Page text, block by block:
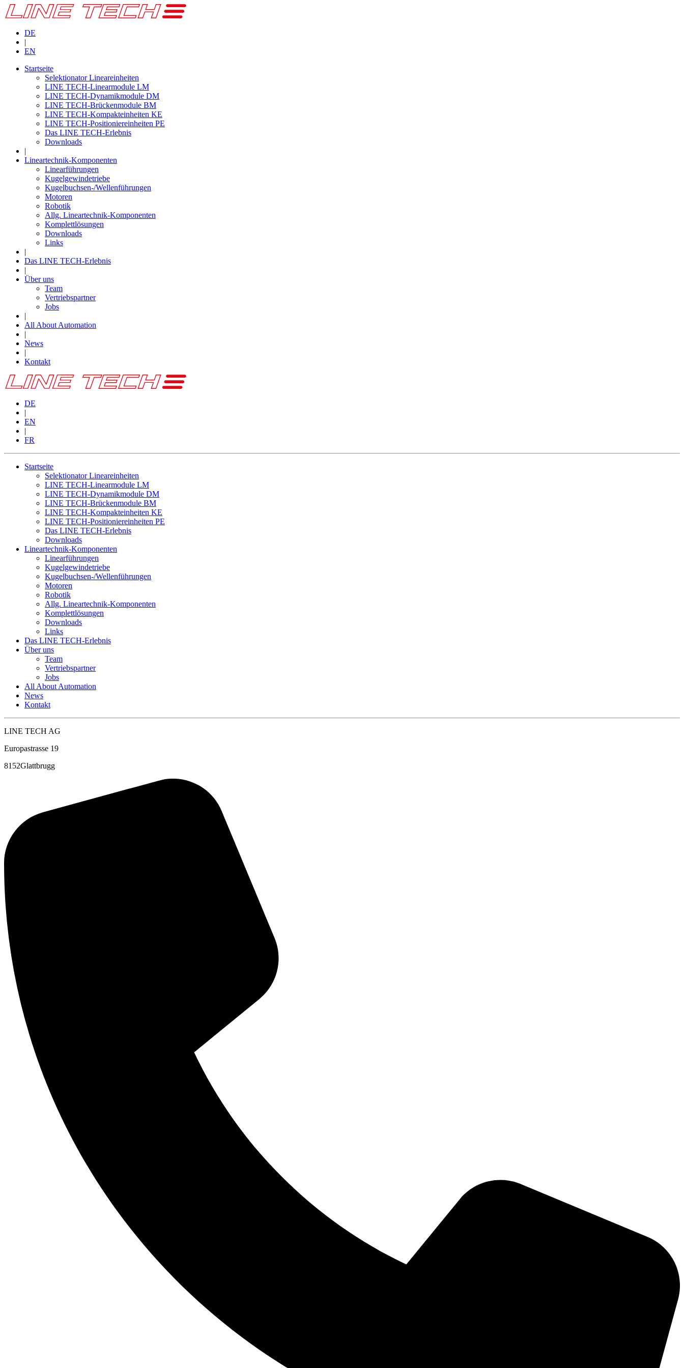
DE
|
EN
Startseite
Selektionator Lineareinheiten
LINE TECH-Linearmodule LM
LINE TECH-Dynamikmodule DM
LINE TECH-Brückenmodule BM
LINE TECH-Kompakteinheiten KE
LINE TECH-Positioniereinheiten PE
Das LINE TECH-Erlebnis
Downloads
|
Lineartechnik-Komponenten
Linearführungen
Kugelgewindetriebe
Kugelbuchsen-/Wellenführungen
Motoren
Robotik
Allg. Lineartechnik-Komponenten
Komplettlösungen
Downloads
Links
|
Das LINE TECH-Erlebnis
|
Über uns
Team
Vertriebspartner
Jobs
|
All About Automation
|
News
|
Kontakt
DE
|
EN
|
FR
Startseite
Selektionator Lineareinheiten
LINE TECH-Linearmodule LM
LINE TECH-Dynamikmodule DM
LINE TECH-Brückenmodule BM
LINE TECH-Kompakteinheiten KE
LINE TECH-Positioniereinheiten PE
Das LINE TECH-Erlebnis
Downloads
Lineartechnik-Komponenten
Linearführungen
Kugelgewindetriebe
Kugelbuchsen-/Wellenführungen
Motoren
Robotik
Allg. Lineartechnik-Komponenten
Komplettlösungen
Downloads
Links
Das LINE TECH-Erlebnis
Über uns
Team
Vertriebspartner
Jobs
All About Automation
News
Kontakt
LINE TECH AG
Europastrasse 19
8152Glattbrugg